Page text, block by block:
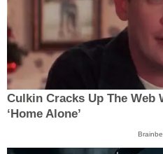
Culkin Cracks Up The Web
‘Home Alone’